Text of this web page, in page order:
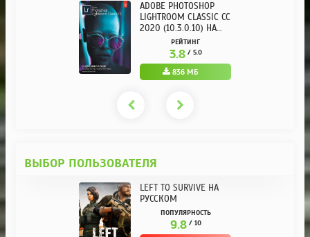
ADOBE PHOTOSHOP
LIGHTROOM CLASSIC CC
2020 (10.3.0.10) НА
РУССКОМ REPACK ОТ
KPOJIUK
РЕЙТИНГ
3.8 / 5.0
836 МБ
ВЫБОР ПОЛЬЗОВАТЕЛЯ
LEFT TO SURVIVE НА
РУССКОМ
ПОПУЛЯРНОСТЬ
9.8 / 10